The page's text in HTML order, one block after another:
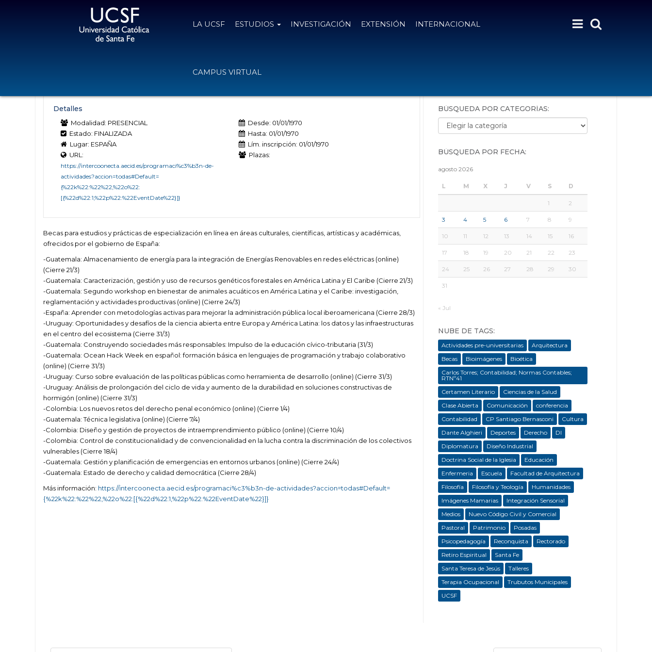
LA UCSF ESTUDIOS INVESTIGACIÓN EXTENSIÓN INTERNACIONAL
CAMPUS VIRTUAL
Detalles
Modalidad: PRESENCIAL
Estado: FINALIZADA
Lugar: ESPAÑA
URL:
https://intercoonecta.aecid.es/programaci%c3%b3n-de-
actividades?accion=todas#Default=
{%22k%22:%22%22,%22o%22:
[{%22d%22:1,%22p%22:%22EventDate%22}]}
Desde: 01/01/1970
Hasta: 01/01/1970
Lím. inscripción: 01/01/1970
Plazas:
Becas para estudios y prácticas de especialización en línea en áreas culturales, científicas, artísticas y académicas,
ofrecidos por el gobierno de España:
-Guatemala: Almacenamiento de energía para la integración de Energías Renovables en redes eléctricas (online)
(Cierre 21/3)
-Guatemala: Caracterización, gestión y uso de recursos genéticos forestales en América Latina y El Caribe (Cierre 21/3)
-Guatemala: Segundo workshop en bienestar de animales acuáticos en América Latina y el Caribe: investigación,
reglamentación y actividades productivas (online) (Cierre 24/3)
-España: Aprender con metodologías activas para mejorar la administración pública local iberoamericana (Cierre 28/3)
-Uruguay: Oportunidades y desafíos de la ciencia abierta entre Europa y América Latina: los datos y las infraestructuras
en el centro del ecosistema (Cierre 31/3)
-Guatemala: Construyendo sociedades más responsables: Impulso de la educación cívico-tributaria (31/3)
-Guatemala: Ocean Hack Week en español: formación básica en lenguajes de programación y trabajo colaborativo
(online) (Cierre 31/3)
-Uruguay: Curso sobre evaluación de las políticas públicas como herramienta de desarrollo (online) (Cierre 31/3)
-Uruguay: Análisis de prolongación del ciclo de vida y aumento de la durabilidad en soluciones constructivas de
hormigón (online) (Cierre 31/3)
-Colombia: Los nuevos retos del derecho penal económico (online) (Cierre 1/4)
-Guatemala: Técnica legislativa (online) (Cierre 7/4)
-Colombia: Diseño y gestión de proyectos de intraemprendimiento público (online) (Cierre 10/4)
-Colombia: Control de constitucionalidad y de convencionalidad en la lucha contra la discriminación de los colectivos
vulnerables (Cierre 18/4)
-Guatemala: Gestión y planificación de emergencias en entornos urbanos (online) (Cierre 24/4)
-Guatemala: Estado de derecho y calidad democrática (Cierre 28/4)
Más información: https://intercoonecta.aecid.es/programaci%c3%b3n-de-actividades?accion=todas#Default=
{%22k%22:%22%22,%22o%22:[{%22d%22:1,%22p%22:%22EventDate%22}]}
BÚSQUEDA POR CATEGORÍAS:
Búsqueda por categorías:
BÚSQUEDA POR FECHA:
agosto 2026
L M X J V S D
1 2
3 4 5 6 7 8 9
10 11 12 13 14 15 16
17 18 19 20 21 22 23
24 25 26 27 28 29 30
31
« Jul
NUBE DE TAGS:
Actividades pre-universitarias
Arquitectura
Becas
Bioimágenes
Bioética
Carlos Torres; Contabilidad; Normas Contables;
RTNº41
Certamen Literario
Ciencias de la Salud
Clase Abierta
Comunicación
conferencia
Contabilidad
CP Santiago Bernasconi
Cultura
Dante Alghieri
Deportes Derecho
DI
Diplomatura
Diseño Industrial
Doctrina Social de la Iglesia
Educación
Enfermeria
Escuela
Facultad de Arquitectura
Filosofía
Filosofía y Teología
Humanidades
Imágenes Mamarias
Integración Sensorial
Medios
Nuevo Código Civil y Comercial
Pastoral
Patrimonio
Posadas
Psicopedagogía
Reconquista
Rectorado
Retiro Espiritual
Santa Fe
Santa Teresa de Jesús
Talleres
Terapia Ocupacional
Trubutos Municipales
UCSF